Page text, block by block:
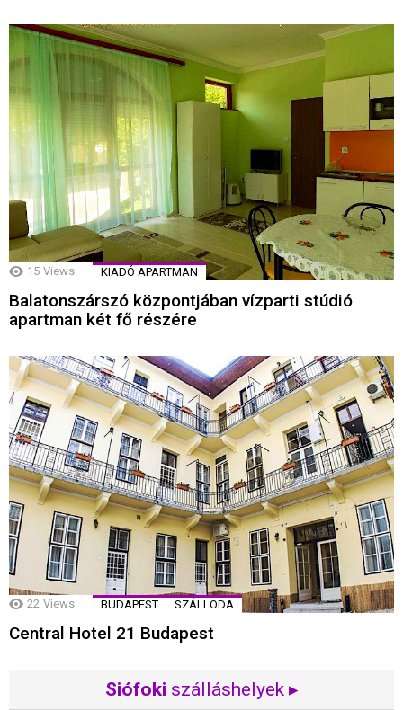
15 Views KIADÓ APARTMAN
Balatonszárszó központjában vízparti stúdió
apartman két fő részére
22 Views BUDAPEST SZÁLLODA
Central Hotel 21 Budapest
Siófoki szálláshelyek ▸